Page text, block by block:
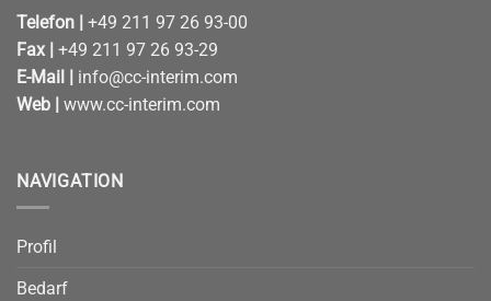
Telefon | +49 211 97 26 93-00
Fax | +49 211 97 26 93-29
E-Mail | info@cc-interim.com
Web | www.cc-interim.com
NAVIGATION
Profil
Bedarf